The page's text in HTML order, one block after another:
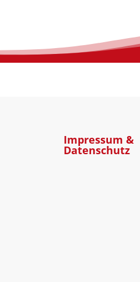
Impressum &
Datenschutz